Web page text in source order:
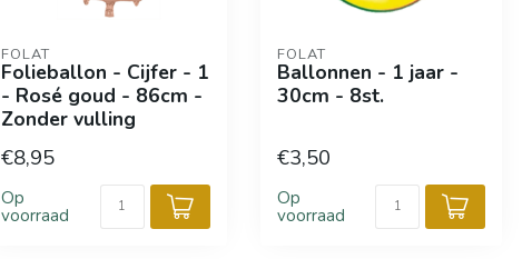
FOLAT
Folieballon - Cijfer - 1
- Rosé goud - 86cm -
Zonder vulling
€8,95
Op
voorraad
FOLAT
Ballonnen - 1 jaar -
30cm - 8st.
€3,50
Op
voorraad